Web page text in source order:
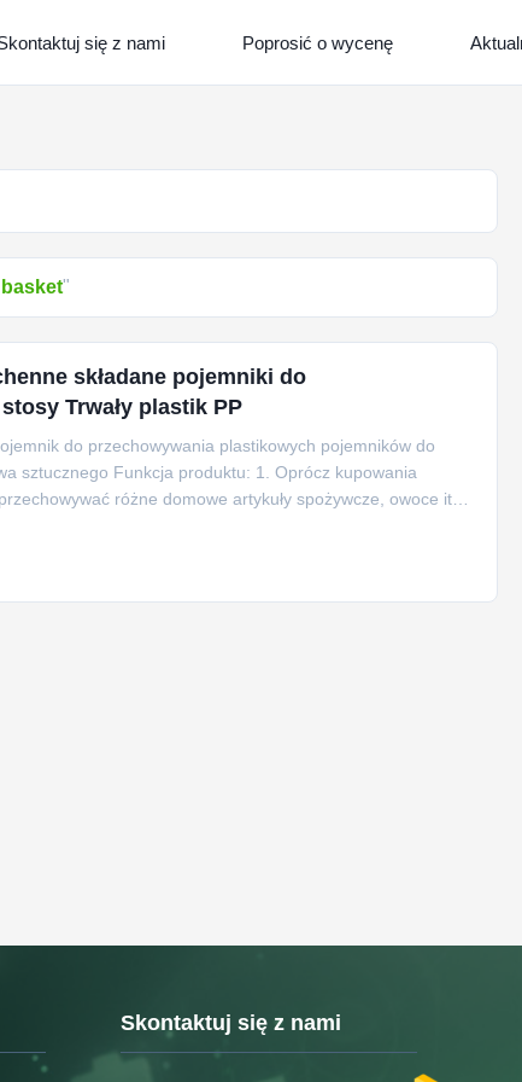
się z nami Poprosić o wycenę
"
składane pojemniki do
Trwały plastik PP
do przechowywania plastikowych pojemników do
sztucznego Funkcja produktu: 1. Oprócz kupowania
różne domowe artykuły spożywcze, owoce itp.
Skontaktuj się z nami